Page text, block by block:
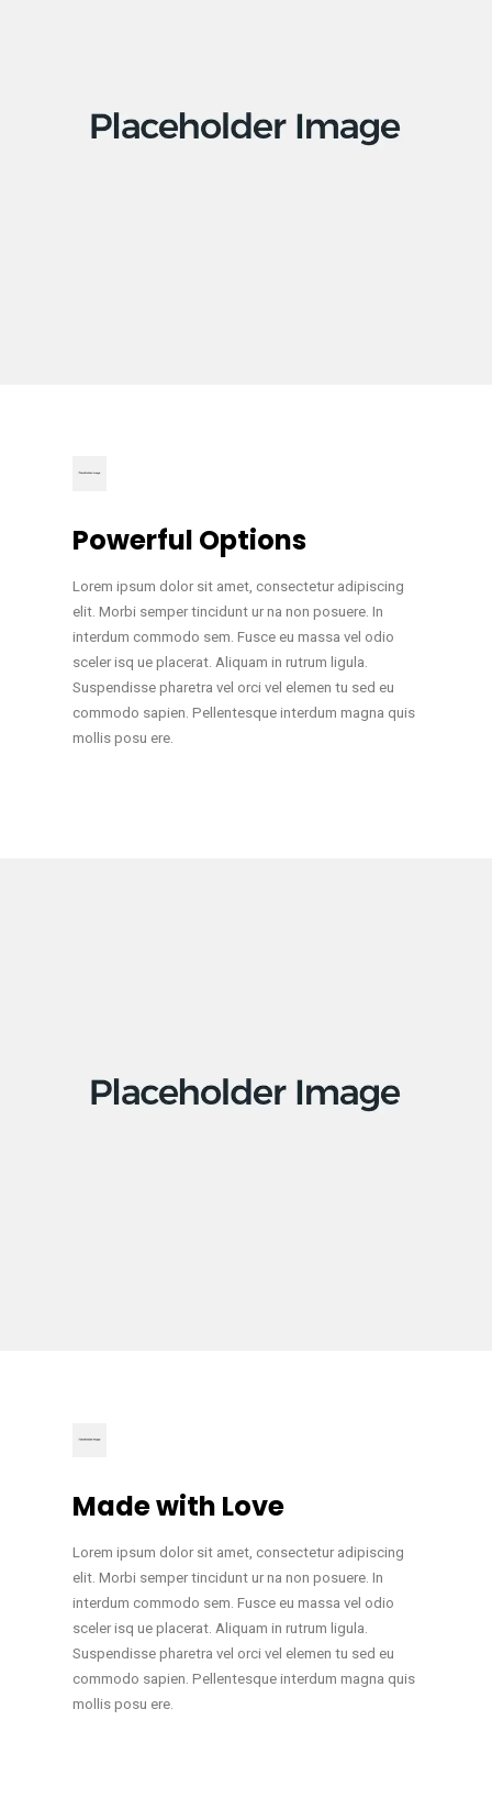
Powerful Options
Lorem ipsum dolor sit amet, consectetur adipiscing
elit. Morbi semper tincidunt ur na non posuere. In
interdum commodo sem. Fusce eu massa vel odio
sceler isq ue placerat. Aliquam in rutrum ligula.
Suspendisse pharetra vel orci vel elemen tu sed eu
commodo sapien. Pellentesque interdum magna quis
mollis posu ere.
Made with Love
Lorem ipsum dolor sit amet, consectetur adipiscing
elit. Morbi semper tincidunt ur na non posuere. In
interdum commodo sem. Fusce eu massa vel odio
sceler isq ue placerat. Aliquam in rutrum ligula.
Suspendisse pharetra vel orci vel elemen tu sed eu
commodo sapien. Pellentesque interdum magna quis
mollis posu ere.